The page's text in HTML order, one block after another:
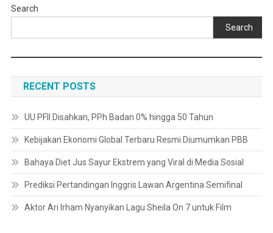
Search
Search
RECENT POSTS
UU PFII Disahkan, PPh Badan 0% hingga 50 Tahun
Kebijakan Ekonomi Global Terbaru Resmi Diumumkan PBB
Bahaya Diet Jus Sayur Ekstrem yang Viral di Media Sosial
Prediksi Pertandingan Inggris Lawan Argentina Semifinal
Aktor Ari Irham Nyanyikan Lagu Sheila On 7 untuk Film